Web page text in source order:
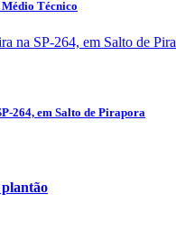
Médio Técnico
264, em Salto de Pirapora